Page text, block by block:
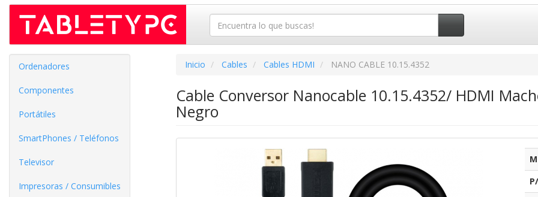
Ordenadores
Componentes
Portátiles
SmartPhones / Teléfonos
Televisor
Impresoras / Consumibles
Inicio Cables Cables HDMI NANO CABLE 10.15.4352
Cable Conversor Nanocable 10.15.4352/ HDMI
Negro